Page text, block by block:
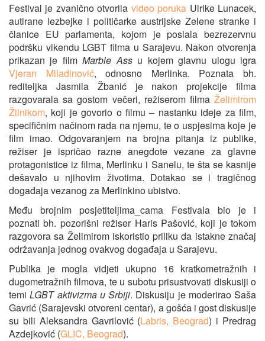
Festival je zvanično otvorila video poruka Ulrike Lunacek,
autirane lezbejke i političarke austrijske Zelene stranke i
članice EU parlamenta, kojom je poslala bezrezervnu
podršku vikendu LGBT filma u Sarajevu. Nakon otvorenja
prikazan je filmMarble Assu kojem glavnu ulogu igra
Vjeran Miladinović, odnosno Merlinka. Poznata bh.
rediteljka Jasmila Žbanić je nakon projekcije filma
razgovarala sa gostom večeri, režiserom filma Želimirom
Žilnikom, koji je govorio o filmu – nastanku ideje za film,
specifičnim načinom rada na njemu, te o uspjesima koje je
film imao. Odgovaranjem na brojna pitanja iz publike,
režiser je ispričao razne anegdote vezane za glavne
protagonistice iz filma, Merlinku i Sanelu, te šta se kasnije
dešavalo u njihovim životima. Dotakao se i tragičnog
događaja vezanog za Merlinkino ubistvo.
Među brojnim posjetiteljima_cama Festivala bio je i
poznati bh. pozorišni režiser Haris Pašović, koji je tokom
razgovora sa Želimirom iskoristio priliku da istakne značaj
održavanja jednog ovakvog događaja u Sarajevu.
Publika je mogla vidjeti ukupno 16 kratkometražnih i
dugometražnih filmova, te u subotu prisustvovati diskusiji o
temiLGBT aktivizma u Srbiji. Diskusiju je moderirao Saša
Gavrić (Sarajevski otvoreni centar), a gošća i gost diskusije
su bili Aleksandra Gavrilović (Labris, Beograd) i Predrag
Azdejković (GLIC, Beograd).